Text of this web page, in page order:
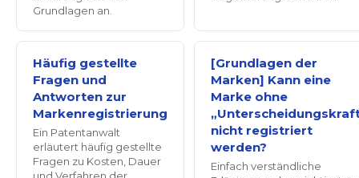
Grundlagen an.
Häufig gestellte
Fragen und
Antworten zur
Markenregistrierung
Ein Patentanwalt
erläutert häufig gestellte
Fragen zu Kosten, Dauer
[Grundlagen der
Marken] Kann eine
Marke ohne
nicht registriert
werden?
Einfach verständliche